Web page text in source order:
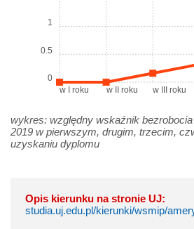
w I roku w II roku w III roku
0
0.5
1
wykres: względny wskaźnik
2019 w pierwszym, drugim, trzecim,
uzyskaniu dyplomu
Opis kierunku na stronie UJ:
studia.uj.edu.pl/kierunki/wsmip/